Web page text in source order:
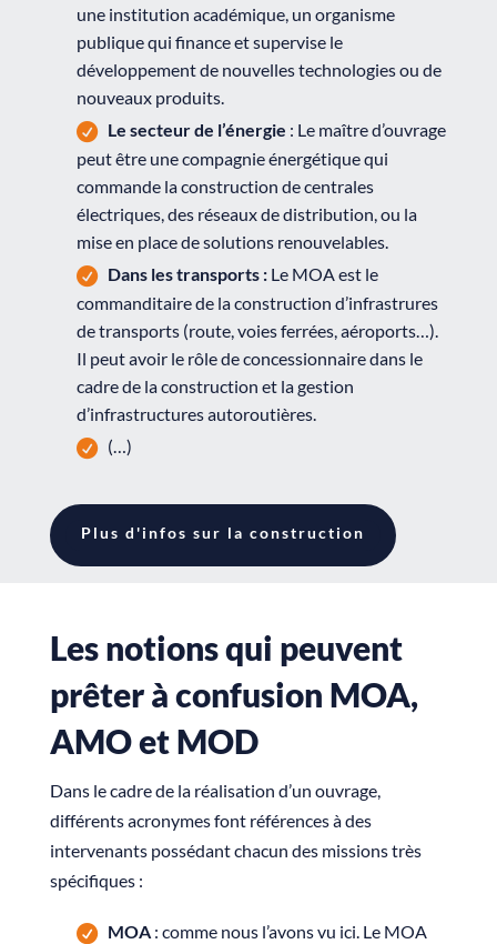
une institution académique, un organisme
publique qui finance et supervise le
développement de nouvelles technologies ou de
nouveaux produits.
Le secteur de l’énergie : Le maître d’ouvrage
peut être une compagnie énergétique qui
commande la construction de centrales
électriques, des réseaux de distribution, ou la
mise en place de solutions renouvelables.
Dans les transports : Le MOA est le
commanditaire de la construction d’infrastrures
de transports (route, voies ferrées, aéroports…).
Il peut avoir le rôle de concessionnaire dans le
cadre de la construction et la gestion
d’infrastructures autoroutières.
(…)
Plus d'infos sur la construction
Les notions qui peuvent
prêter à confusion MOA,
AMO et MOD
Dans le cadre de la réalisation d’un ouvrage,
différents acronymes font références à des
intervenants possédant chacun des missions très
spécifiques :
MOA : comme nous l’avons vu ici. Le MOA